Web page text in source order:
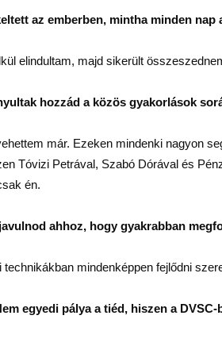
az emberben, mintha minden
elindultam, majd sikerült
hozzád a közös gyakorlások
már. Ezeken mindenki nagyon
Tóvizi Petrával, Szabó Dórával és
én.
ahhoz, hogy gyakrabban
mindenképpen fejlődni
egyedi pálya a tiéd, hiszen a